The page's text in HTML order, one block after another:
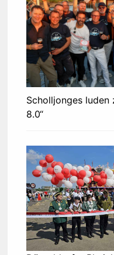
Scholljonges luden
8.0“